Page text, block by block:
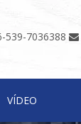
539-7036388 
VÍDEO